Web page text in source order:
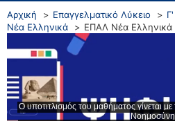
Αρχική Επαγγελματικό Λύκειο
Νέα Ελληνικά
ΕΠΑΛ Νέα